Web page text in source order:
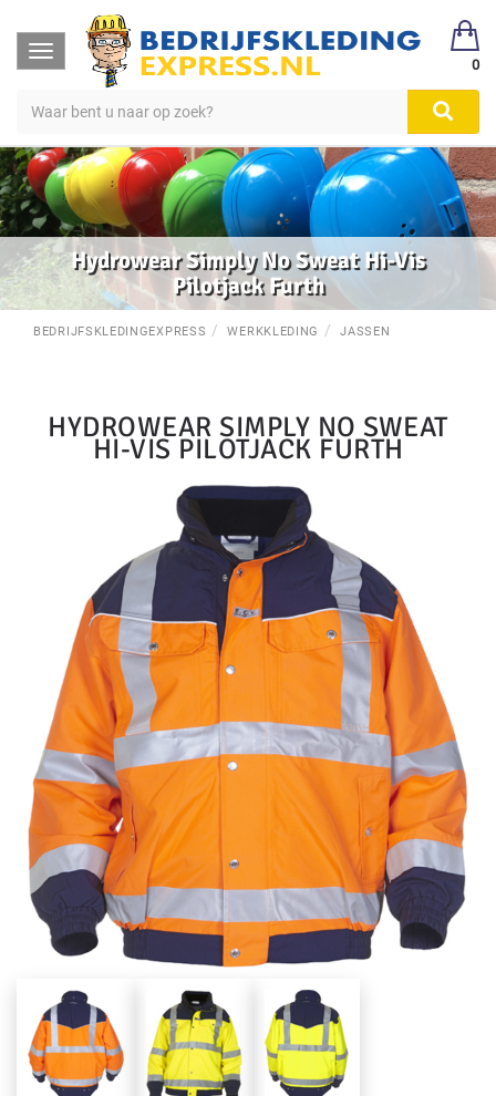
Toggle
navigation
0
Hydrowear Simply No Sweat Hi-Vis
Pilotjack Furth
BEDRIJFSKLEDINGEXPRESS WERKKLEDING JASSEN
HYDROWEAR SIMPLY NO SWEAT
HI-VIS PILOTJACK FURTH